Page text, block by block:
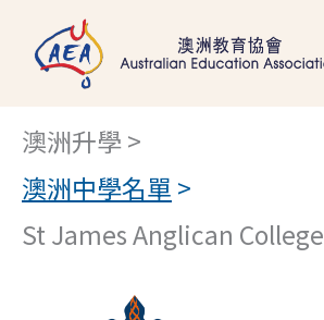
澳洲升學 >
澳洲中學名單 >
St James Anglican College